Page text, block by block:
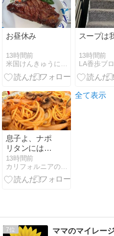
お昼休み
13時間前
米国けんきゅうにっき
スープは
13時間前
LA香歩ブ
息子よ、ナポ
リタンにはタ
バスコなのだ
よ！昭和生ま
れの父、熱く
13時間前
カリフォルニアの南のほうから 〜オンタリオ湖畔から・第四章
全て表示
7 ママのマイレー